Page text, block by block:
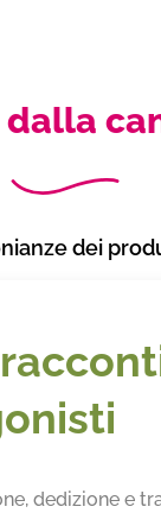
dalla
dei
dedizione e